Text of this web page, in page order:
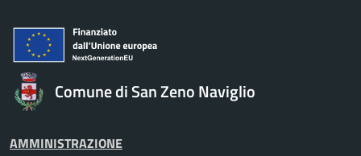
Comune di San Zeno Naviglio
AMMINISTRAZIONE